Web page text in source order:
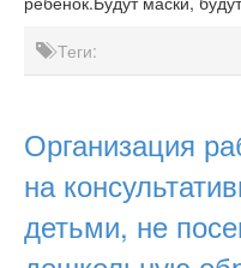
Теги:
Организация
на
детьми, не